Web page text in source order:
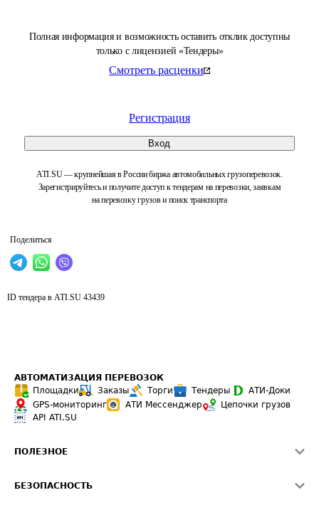
Полная информация и возможность оставить отклик доступны
только с лицензией «Тендеры»
Смотреть расценки
Регистрация
Вход
ATI.SU — крупнейшая в России биржа автомобильных грузоперевозок.
Зарегистрируйтесь и получите доступ к тендерам на перевозки, заявкам
на перевозку грузов и поиск транспорта
Поделиться
ID тендера в ATI.SU 43439
АВТОМАТИЗАЦИЯ ПЕРЕВОЗОК
Площадки
Заказы Торги Тендеры
АТИ-Доки
GPS-мониторинг
АТИ Мессенджер
Цепочки грузов
API ATI.SU
ПОЛЕЗНОЕ
БЕЗОПАСНОСТЬ